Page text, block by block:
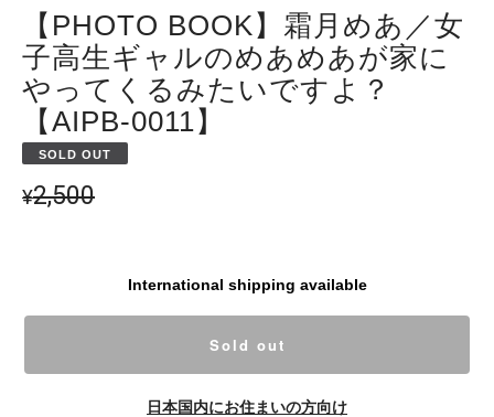
【PHOTO BOOK】霜月めあ／女
子高生ギャルのめあめあが家に
やってくるみたいですよ？
【AIPB-0011】
SOLD OUT
¥2,500
International shipping available
Sold out
日本国内にお住まいの方向け